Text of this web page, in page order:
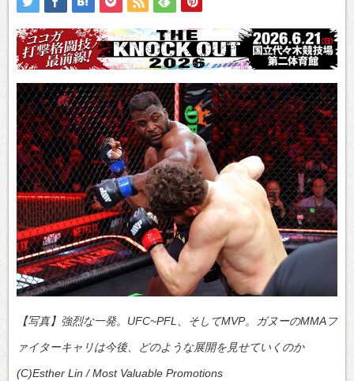
【写真】強烈な一発。UFC~PFL、そしてMVP。ガヌーのMMAフ
ァイターキャリは今後、どのような展開を見せていくのか
(C)Esther Lin / Most Valuable Promotions